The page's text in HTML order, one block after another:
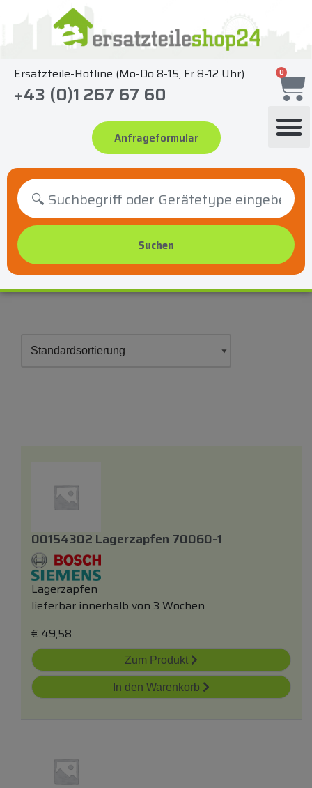
springen
Ersatzteile-Hotline (Mo-Do 8-15, Fr 8-12 Uhr)
+43 (0)1 267 67 60
Anfrageformular
0
00154302 Lagerzapfen 70060-1
Lagerzapfen
lieferbar innerhalb von 3 Wochen
€ 49,58
Zum Produkt
In den Warenkorb